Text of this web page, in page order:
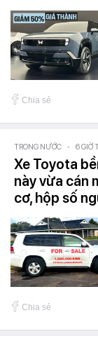
Chia sẻ
TRONG NƯỚC - 6 GIỜ
Xe Toyota
này vừa cán
cơ, hộp số
Chia sẻ